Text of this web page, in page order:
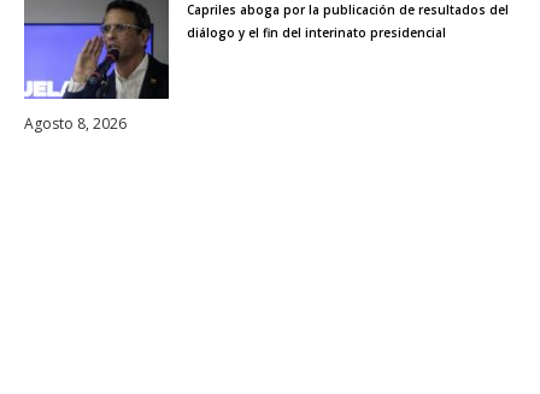
Capriles aboga por la publicación de resultados del
diálogo y el fin del interinato presidencial
Agosto 8, 2026